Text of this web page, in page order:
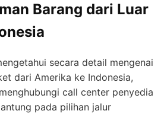
Barang dari Luar
secara detail mengenai
dari Amerika ke Indonesia,
call center penyedia
pada pilihan jalur